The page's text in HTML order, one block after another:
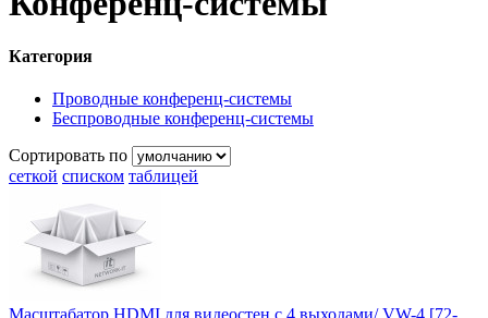
Категория
Проводные конференц-системы
Беспроводные конференц-системы
Сортировать по
сеткой списком таблицей